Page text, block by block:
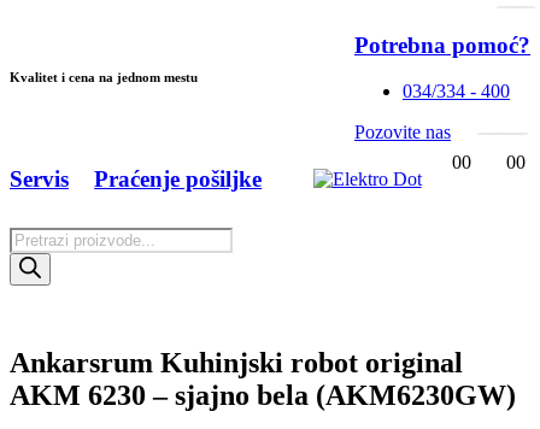
Kvalitet i cena na jednom mestu
Potrebna pomoć?
034/334 - 400
Pozovite nas
Products
search
Servis Praćenje pošiljke
00 00
Ankarsrum Kuhinjski robot original
AKM 6230 – sjajno bela (AKM6230GW)